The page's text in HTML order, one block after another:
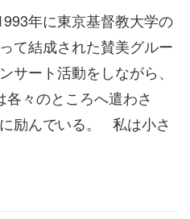
年に東京基督教大学の
て結成された賛美グルー
サート活動をしながら、
々のところへ遣わさ
励んでいる。 私は小さ